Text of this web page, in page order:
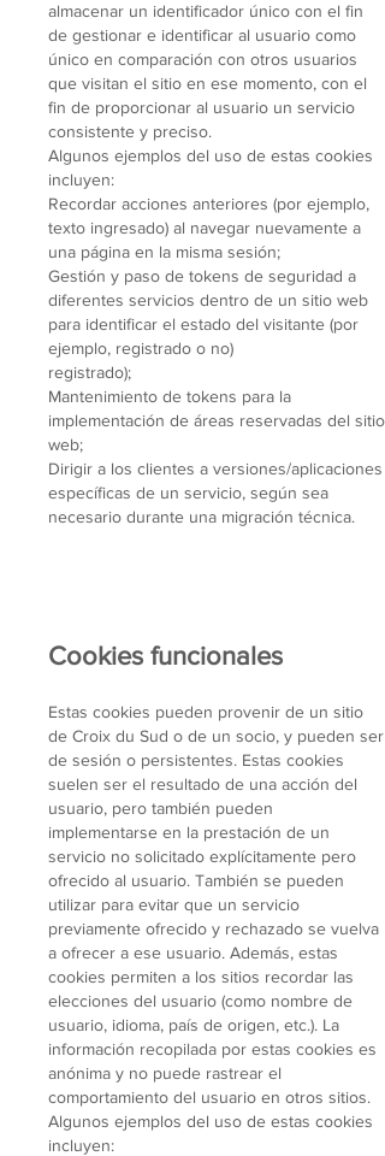
almacenar un identificador único con el fin
de gestionar e identificar al usuario como
único en comparación con otros usuarios
que visitan el sitio en ese momento, con el
fin de proporcionar al usuario un servicio
consistente y preciso.
Algunos ejemplos del uso de estas cookies
incluyen:
Recordar acciones anteriores (por ejemplo,
texto ingresado) al navegar nuevamente a
una página en la misma sesión;
Gestión y paso de tokens de seguridad a
diferentes servicios dentro de un sitio web
para identificar el estado del visitante (por
ejemplo, registrado o no)
registrado);
Mantenimiento de tokens para la
implementación de áreas reservadas del sitio
web;
Dirigir a los clientes a versiones/aplicaciones
específicas de un servicio, según sea
necesario durante una migración técnica.
Cookies funcionales
Estas cookies pueden provenir de un sitio
de Croix du Sud o de un socio, y pueden ser
de sesión o persistentes. Estas cookies
suelen ser el resultado de una acción del
usuario, pero también pueden
implementarse en la prestación de un
servicio no solicitado explícitamente pero
ofrecido al usuario. También se pueden
utilizar para evitar que un servicio
previamente ofrecido y rechazado se vuelva
a ofrecer a ese usuario. Además, estas
cookies permiten a los sitios recordar las
elecciones del usuario (como nombre de
usuario, idioma, país de origen, etc.). La
información recopilada por estas cookies es
anónima y no puede rastrear el
comportamiento del usuario en otros sitios.
Algunos ejemplos del uso de estas cookies
incluyen: